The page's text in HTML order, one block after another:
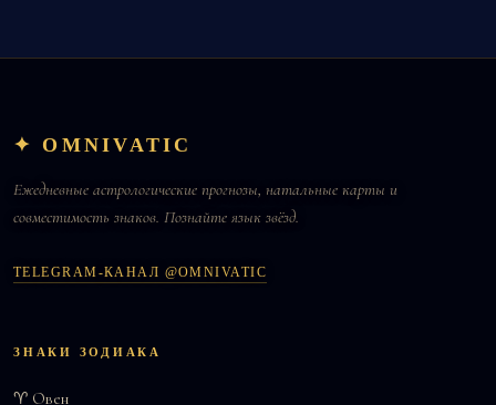
✦ OMNIVATIC
Ежедневные астрологические прогнозы, натальные карты и
совместимость знаков. Познайте язык звёзд.
TELEGRAM-КАНАЛ @OMNIVATIC
ЗНАКИ ЗОДИАКА
♈ Овен